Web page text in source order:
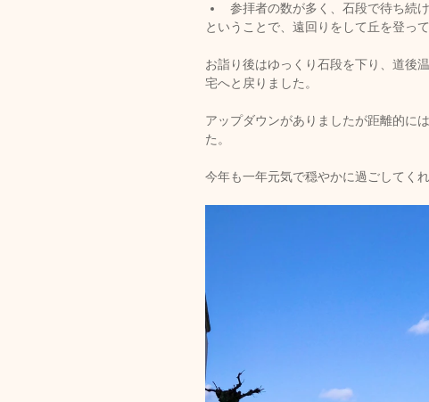
参拝者の数が多く、石段で待ち続
ということで、遠回りをして丘を登って
お詣り後はゆっくり石段を下り、道後
宅へと戻りました。
アップダウンがありましたが距離的に
た。
今年も一年元気で穏やかに過ごしてく